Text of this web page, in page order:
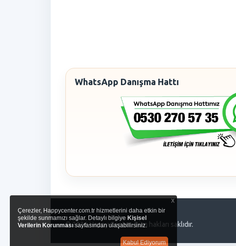
WhatsApp Danışma Hattı
© 2026 Happy Center. Tüm hakları saklıdır.
x
Çerezler, Happycenter.com.tr hizmetlerini daha etkin bir
şekilde sunmamızı sağlar. Detaylı bilgiye Kişisel
Verilerin Korunmasısayfasından ulaşabilirsiniz.
Kabul Ediyorum